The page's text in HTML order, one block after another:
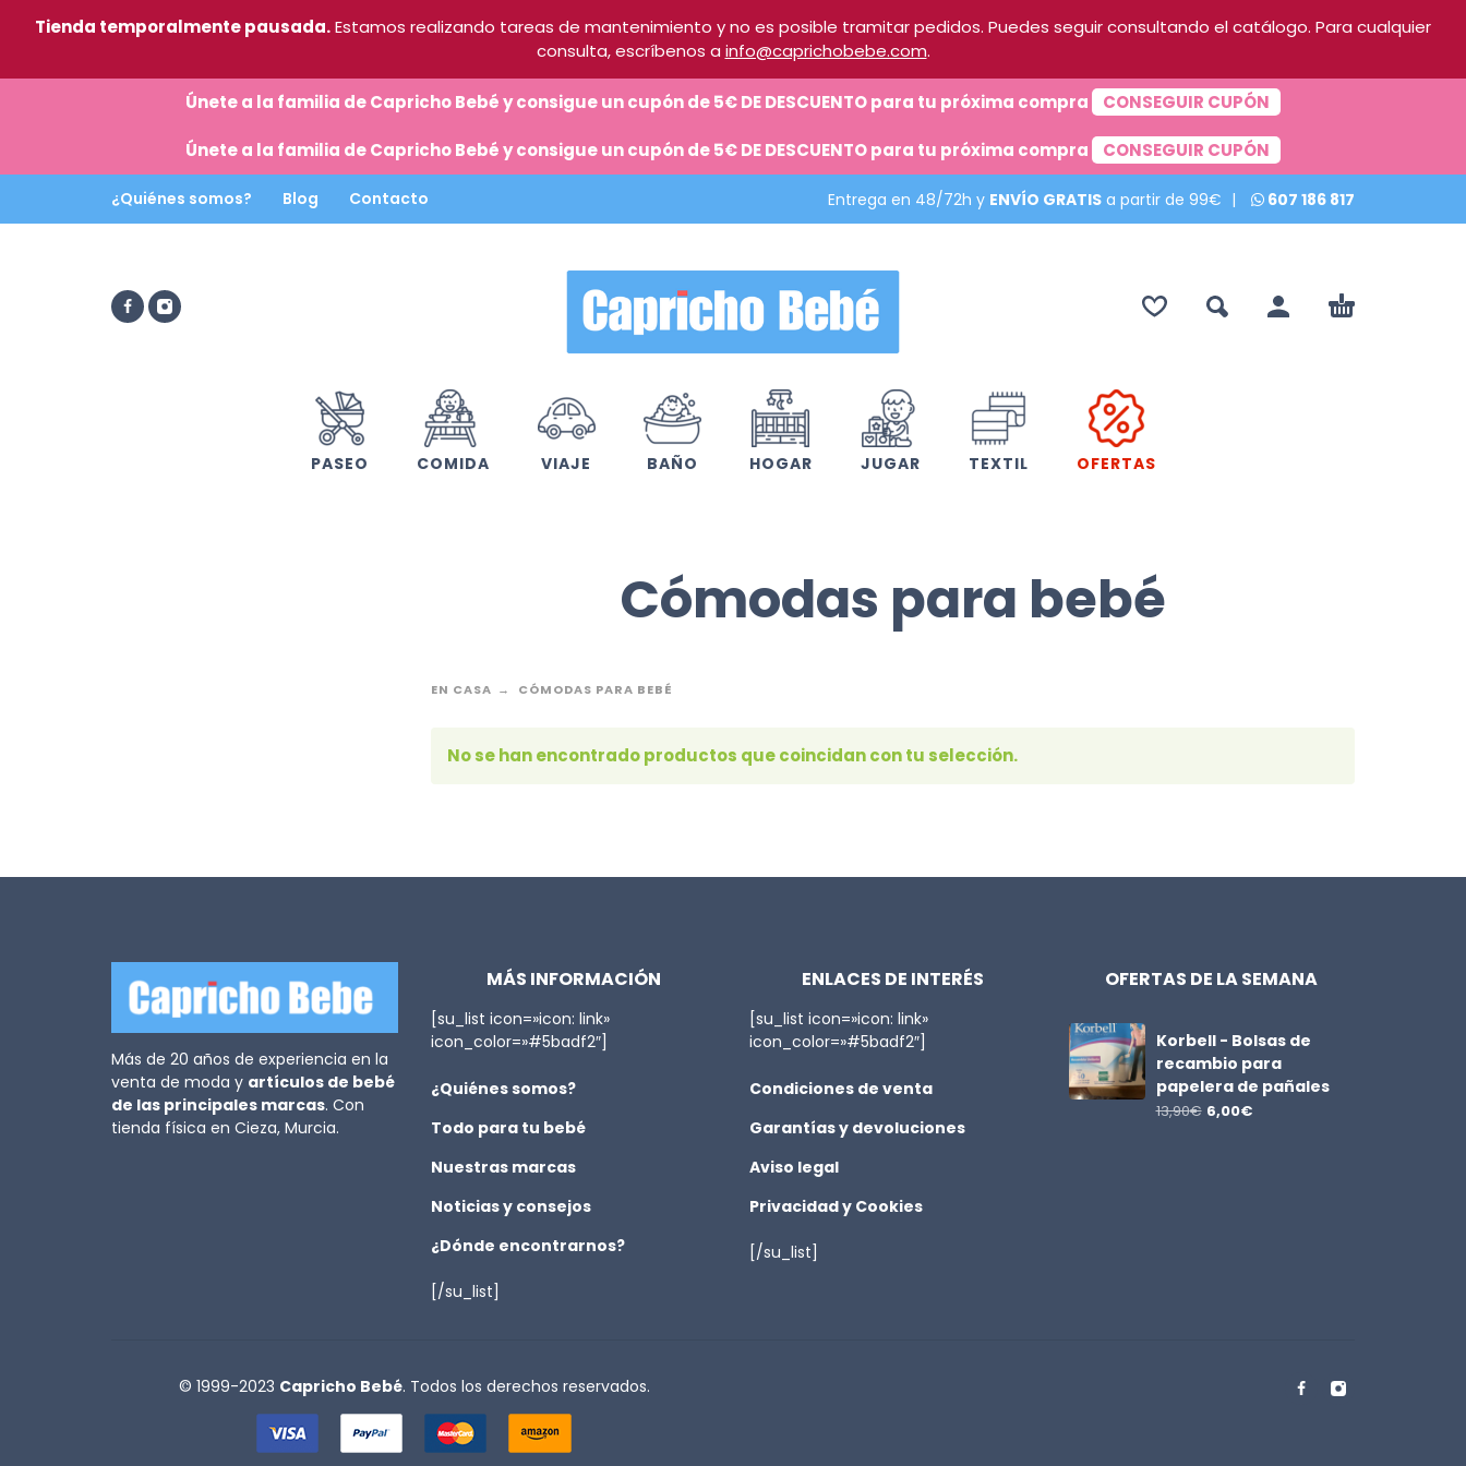
Tienda temporalmente pausada.Estamos realizando tareas de mantenimiento y no es posible tramitar pedidos. Puedes seguir consultando el catálogo. Para cualquier
consulta, escríbenos a info@caprichobebe.com.
Únete a la familia de Capricho Bebé y consigue un cupón de 5€ DE DESCUENTO para tu próxima compra CONSEGUIR CUPÓN
Únete a la familia de Capricho Bebé y consigue un cupón de 5€ DE DESCUENTO para tu próxima compra CONSEGUIR CUPÓN
¿Quiénes somos? Blog Contacto Entrega en 48/72h y ENVÍO GRATIS a partir de 99€ | 607 186 817
PASEO COMIDA VIAJE BAÑO HOGAR JUGAR TEXTIL OFERTAS
Cómodas para bebé
EN CASA CÓMODAS PARA BEBÉ
No se han encontrado productos que coincidan con tu selección.
Más de 20 años de experiencia en la
venta de moda y artículos de bebé
de las principales marcas. Con
tienda física en Cieza, Murcia.
MÁS INFORMACIÓN
[su_list icon=»icon: link»
icon_color=»#5badf2″]
¿Quiénes somos?
Todo para tu bebé
Nuestras marcas
Noticias y consejos
¿Dónde encontrarnos?
[/su_list]
ENLACES DE INTERÉS
[su_list icon=»icon: link»
icon_color=»#5badf2″]
Condiciones de venta
Garantías y devoluciones
Aviso legal
Privacidad y Cookies
[/su_list]
OFERTAS DE LA SEMANA
Korbell - Bolsas de
recambio para
papelera de pañales
13,90€ 6,00€
© 1999-2023 Capricho Bebé. Todos los derechos reservados.